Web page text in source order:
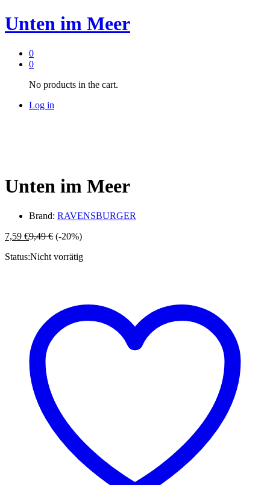
Unten im Meer
0
0
No products in the cart.
Log in
Unten im Meer
Brand: RAVENSBURGER
7,59 €9,49€ (-20%)
Status:Nicht vorrätig